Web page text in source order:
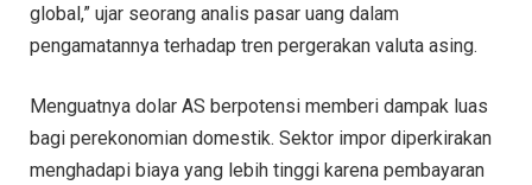
global,” ujar seorang analis pasar uang dalam
pengamatannya terhadap tren pergerakan valuta asing.
Menguatnya dolar AS berpotensi memberi dampak luas
bagi perekonomian domestik. Sektor impor diperkirakan
menghadapi biaya yang lebih tinggi karena pembayaran